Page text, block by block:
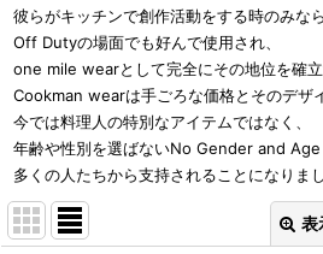
彼らがキッチンで創作活動をする時のみなら
Off Dutyの場面でも好んで使用され、
one mile wearとして完全にその地位を確立
Cookman wearは手ごろな価格とそのデザ
今では料理人の特別なアイテムではなく、
年齢や性別を選ばないNo Gender and
多くの人たちから支持されることになりまし
表